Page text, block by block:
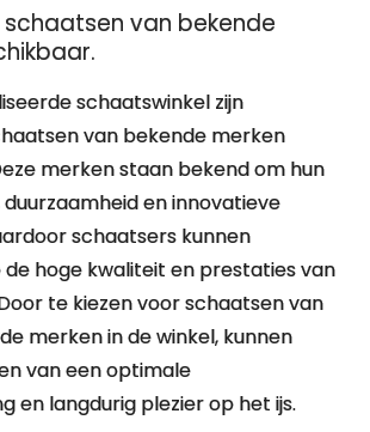
van bekende
schaatswinkel zijn
van bekende merken
merken staan bekend om hun
en innovatieve
schaatsers kunnen
hoge kwaliteit en prestaties van
te kiezen voor schaatsen van
merken in de winkel, kunnen
van een optimale
en langdurig plezier op het ijs.